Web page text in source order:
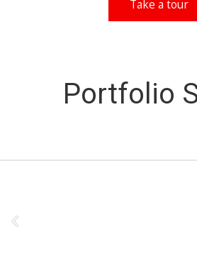
Take a tour
Portfolio